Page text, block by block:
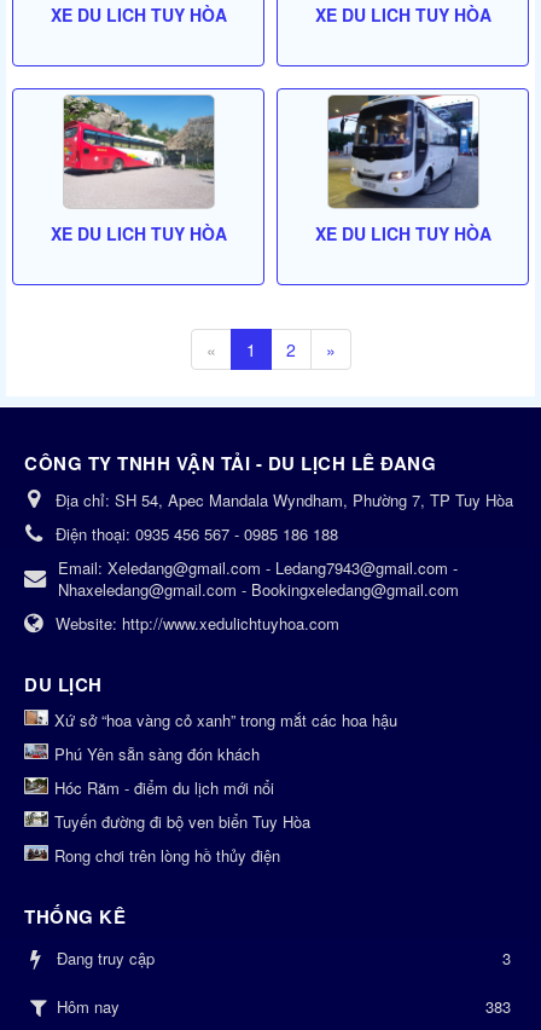
XE DU LICH TUY HÒA XE DU LICH TUY HÒA
XE DU LICH TUY HÒA XE DU LICH TUY HÒA
« 1 2 »
CÔNG TY TNHH VẬN TẢI - DU LỊCH LÊ ĐANG
Địa chỉ: SH 54, Apec Mandala Wyndham, Phường 7, TP Tuy Hòa
Điện thoại: 0935 456 567 - 0985 186 188
Email: Xeledang@gmail.com - Ledang7943@gmail.com -
Nhaxeledang@gmail.com - Bookingxeledang@gmail.com
Website: http://www.xedulichtuyhoa.com
DU LỊCH
Xứ sở “hoa vàng cỏ xanh” trong mắt các hoa hậu
Phú Yên sẵn sàng đón khách
Hóc Răm - điểm du lịch mới nổi
Tuyến đường đi bộ ven biển Tuy Hòa
Rong chơi trên lòng hồ thủy điện
THỐNG KÊ
Đang truy cập 3
Hôm nay
383